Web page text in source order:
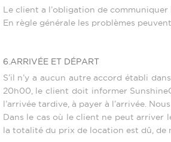
Le client a l’obligation de
En règle générale les problèmes
6.ARRIVÉE ET DÉPART
S’il n’y a aucun autre accord établi
20h00, le client doit informer
l’arrivée tardive, à payer à l’arrivée.
Dans le cas où le client ne peut arriver
la totalité du prix de location est dû, de